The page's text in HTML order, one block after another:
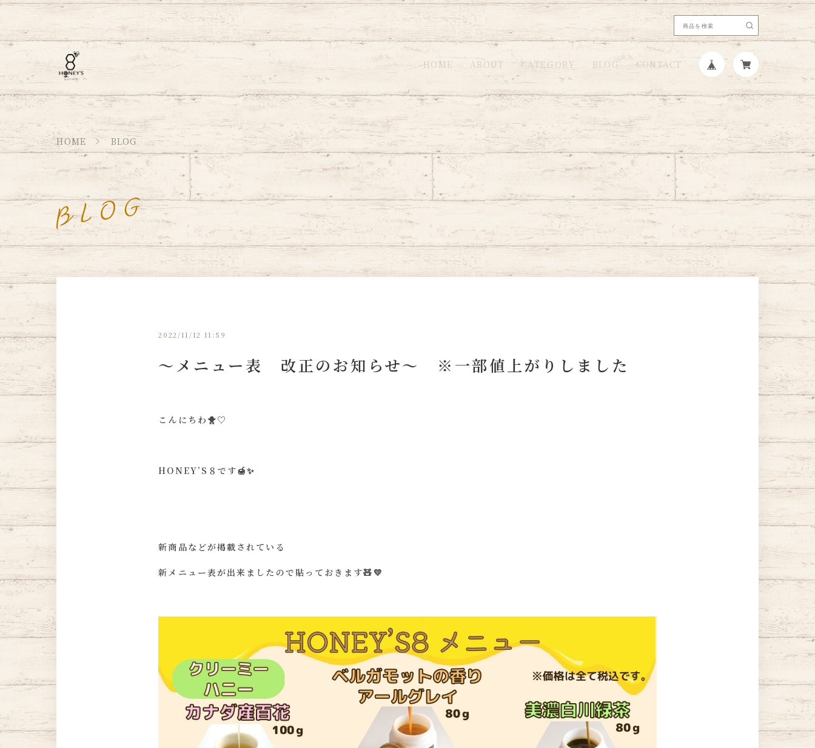
HOME ABOUT CATEGORY BLOG CONTACT
HOME BLOG
～メニュー表 改正のお知らせ～ ※一部値上がりしました
2022/11/12 11:59
こんにちわ🐥♡
HONEY’S８です🍯✨
新商品などが掲載されている
新メニュー表が出来ましたので貼っておきます🧸💛